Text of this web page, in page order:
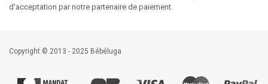
d'acceptation par notre partenaire de paiement.
Copyright © 2013 - 2025 Bébéluga